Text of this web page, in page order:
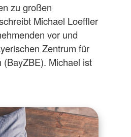
zu großen
Michael Loeffler
vor und
Zentrum für
Michael ist